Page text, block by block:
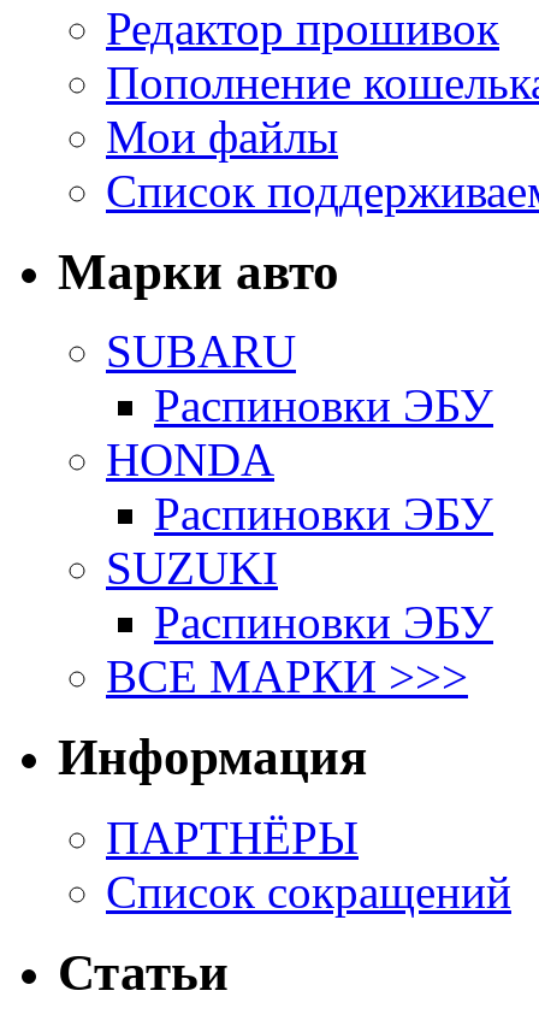
Редактор прошивок
Пополнение
Мои файлы
Список
Марки авто
SUBARU
Распиновки ЭБУ
HONDA
Распиновки ЭБУ
SUZUKI
Распиновки ЭБУ
ВСЕ МАРКИ >>>
Информация
ПАРТНЁРЫ
Список сокращений
Статьи